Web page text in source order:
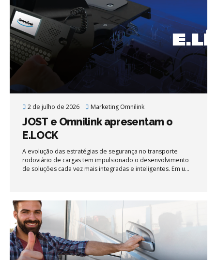
2 de julho de 2026 Marketing Omnilink
JOST e Omnilink apresentam o
E.LOCK
A evolução das estratégias de segurança no transporte
rodoviário de cargas tem impulsionado o desenvolvimento
de soluções cada vez mais integradas e inteligentes. Em um
estratégico na gestão de risco das operações.